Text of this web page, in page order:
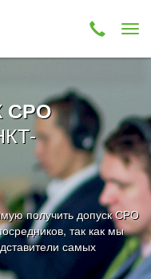
СРО
получить допуск СРО
так как мы
самых